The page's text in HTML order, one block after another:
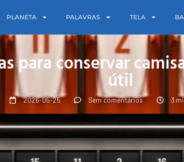
PLANETA PALAVRAS TELA
para conservar
útil
2026-05-25 Sem comentários 3